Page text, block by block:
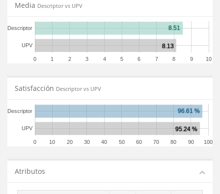
Media Descriptor vs UPV
0 1 2 3 4 5 6 7 8 9 10
UPV
Descriptor
Satisfacción Descriptor vs UPV
0 10 20 30 40 50 60 70 80 90 100
UPV
Descriptor
Atributos